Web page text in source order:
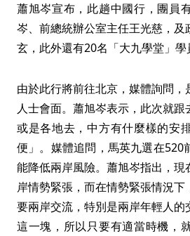
蕭旭岑宣布，此趟中國行，團員
岑、前總統辦公室主任王光慈，及
玄，此外還有20名「大九學堂」學
由於此行將前往北京，媒體詢問
人士會面。蕭旭岑表示，此次就
或是各地去，中方有什麼樣的安
便」。媒體追問，馬英九選在520
能降低兩岸風險。蕭旭岑指出，現
岸情勢緊張，而在情勢緊張情況
要兩岸交流，特別是兩岸年輕人
這一塊，所以只要有適當時機，